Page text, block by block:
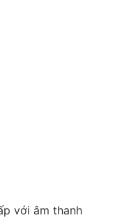
với âm thanh